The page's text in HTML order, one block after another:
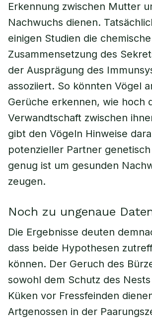
Erkennung zwischen Mutter
Nachwuchs dienen.
einigen Studien die chemische
Zusammensetzung des
der Ausprägung des
assoziiert. So könnten Vögel
Gerüche erkennen, wie hoch
Verwandtschaft zwischen
gibt den Vögeln Hinweise
potenzieller Partner
genug ist um gesunden
zeugen.
Noch zu ungenaue
Die Ergebnisse deuten
dass beide Hypothesen
können. Der Geruch des
sowohl dem Schutz des
Küken vor Fressfeinden
Artgenossen in der